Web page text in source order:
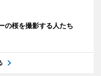
の桜を撮影する人たち